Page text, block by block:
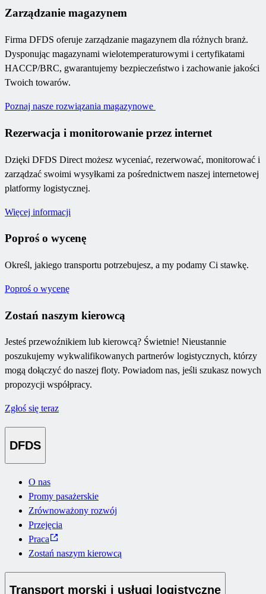
Zarządzanie magazynem
Firma DFDS oferuje zarządzanie magazynem dla różnych branż.
Dysponując magazynami wielotemperaturowymi i certyfikatami
HACCP/BRC, gwarantujemy bezpieczeństwo i zachowanie jakości
Twoich towarów.
Poznaj nasze rozwiązania magazynowe
Rezerwacja i monitorowanie przez internet
Dzięki DFDS Direct możesz wyceniać, rezerwować, monitorować i
zarządzać swoimi wysyłkami za pośrednictwem naszej internetowej
platformy logistycznej.
Więcej informacji
Poproś o wycenę
Określ, jakiego transportu potrzebujesz, a my podamy Ci stawkę.
Poproś o wycenę
Zostań naszym kierowcą
Jesteś przewoźnikiem lub kierowcą? Świetnie! Nieustannie
poszukujemy wykwalifikowanych partnerów logistycznych, którzy
mogą dołączyć do naszej floty. Powiadom nas, jeśli szukasz nowych
propozycji współpracy.
Zgłoś się teraz
DFDS
O nas
Promy pasażerskie
Zrównoważony rozwój
Przejęcia
Praca
Zostań naszym kierowcą
Transport morski i usługi logistyczne